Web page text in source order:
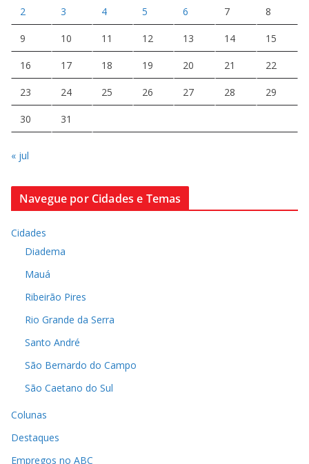
2 3 4 5 6 7 8
9 10 11 12 13 14 15
16 17 18 19 20 21 22
23 24 25 26 27 28 29
30 31
« jul
Navegue por Cidades e Temas
Cidades
Diadema
Mauá
Ribeirão Pires
Rio Grande da Serra
Santo André
São Bernardo do Campo
São Caetano do Sul
Colunas
Destaques
Empregos no ABC